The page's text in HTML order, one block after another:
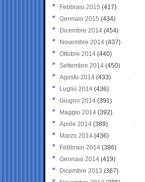
Febbraio 2015 (417)
Gennaio 2015 (434)
Dicembre 2014 (454)
Novembre 2014 (437)
Ottobre 2014 (440)
Settembre 2014 (450)
Agosto 2014 (433)
Luglio 2014 (436)
Giugno 2014 (391)
Maggio 2014 (392)
Aprile 2014 (389)
Marzo 2014 (436)
Febbraio 2014 (386)
Gennaio 2014 (419)
Dicembre 2013 (367)